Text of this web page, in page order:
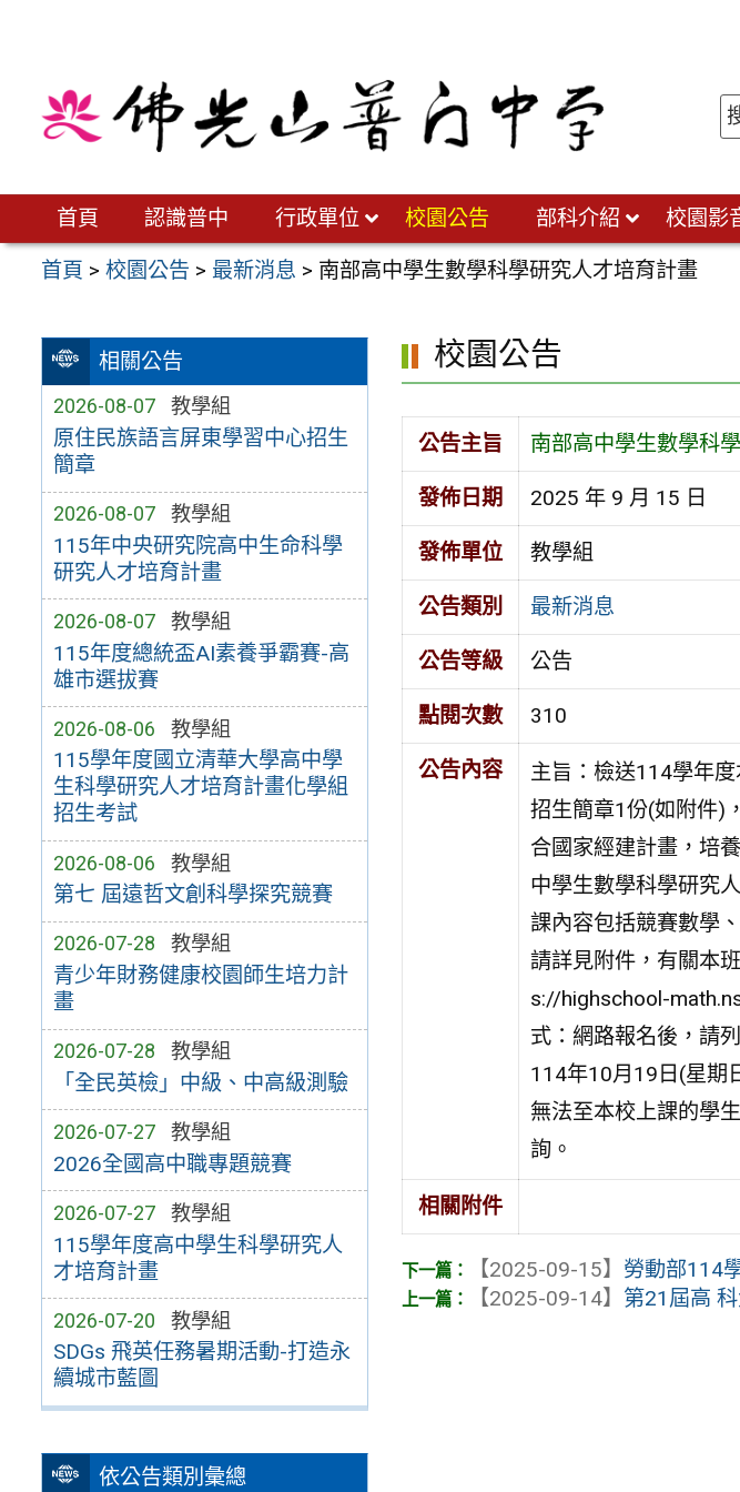
首頁 認識普中 行政單位 校園公告 部科介紹 校園影
首頁 >校園公告 > 最新消息 > 南部高中學生數學科學研究人才培育計畫
相關公告
2026-08-07 教學組
原住民族語言屏東學習中心招生
簡章
2026-08-07 教學組
115年中央研究院高中生命科學
研究人才培育計畫
2026-08-07 教學組
115年度總統盃AI素養爭霸賽-高
雄市選拔賽
2026-08-06 教學組
115學年度國立清華大學高中學
生科學研究人才培育計畫化學組
招生考試
2026-08-06 教學組
第七 屆遠哲文創科學探究競賽
2026-07-28 教學組
青少年財務健康校園師生培力計
畫
2026-07-28 教學組
「全民英檢」中級、中高級測驗
2026-07-27 教學組
2026全國高中職專題競賽
2026-07-27 教學組
115學年度高中學生科學研究人
才培育計畫
2026-07-20 教學組
SDGs 飛英任務暑期活動-打造永
續城市藍圖
依公告類別彙總
校園公告
公告主旨 南部高中學生數學科
發佈日期 2025 年 9 月 15 日
發佈單位 教學組
公告類別 最新消息
公告等級 公告
點閱次數 310
公告內容
主旨：檢送114學年
招生簡章1份(如附件)
合國家經建計畫，培
中學生數學科學研究
課內容包括競賽數學
請詳見附件，有關本
s://highschool-
式：網路報名後，請
114年10月19日(星期
無法至本校上課的學
詢。
相關附件
【2025-09-15】 勞動部114
【2025-09-14】 第21屆高